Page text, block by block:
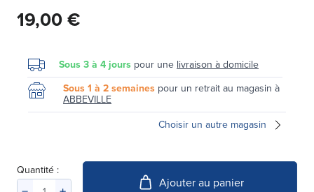
19,00 €
Sous 3 à 4 jours pour une livraison à domicile
Sous 1 à 2 semaines pour un retrait au magasin à
ABBEVILLE
Choisir un autre magasin
Quantité :
Ajouter au panier